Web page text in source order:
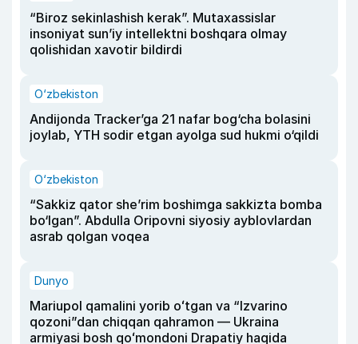
“Biroz sekinlashish kerak”. Mutaxassislar
insoniyat sun’iy intellektni boshqara olmay
qolishidan xavotir bildirdi
O‘zbekiston
Andijonda Tracker’ga 21 nafar bog‘cha bolasini
joylab, YTH sodir etgan ayolga sud hukmi o‘qildi
O‘zbekiston
“Sakkiz qator she’rim boshimga sakkizta bomba
bo‘lgan”. Abdulla Oripovni siyosiy ayblovlardan
asrab qolgan voqea
Dunyo
Mariupol qamalini yorib oʻtgan va “Izvarino
qozoni”dan chiqqan qahramon — Ukraina
armiyasi bosh qoʻmondoni Drapatiy haqida